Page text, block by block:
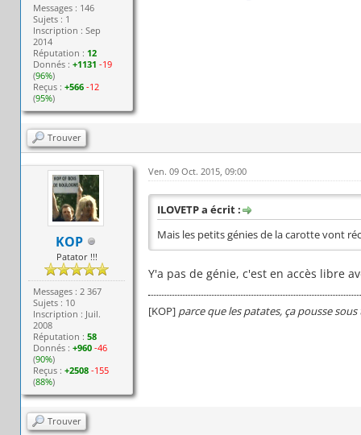
Messages : 146
Sujets : 1
Inscription : Sep
2014
Réputation : 12
Donnés :+1131 -19
(96%)
Reçus :+566 -12
(95%)
Trouver
KOP
Patator !!!
Messages : 2 367
Sujets : 10
Inscription : Juil.
2008
Réputation :58
Donnés :+960 -46
(90%)
Reçus :+2508 -155
(88%)
Ven. 09 Oct. 2015, 09:00
ILOVETP a écrit :
Mais les petits génies de la carotte vont
Y'a pas de génie, c'est en accès libre
[KOP]parce que les patates, ça pousse sous
Trouver